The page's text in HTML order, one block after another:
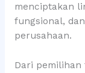
menciptakan
fungsional,
perusahaan.
Dari